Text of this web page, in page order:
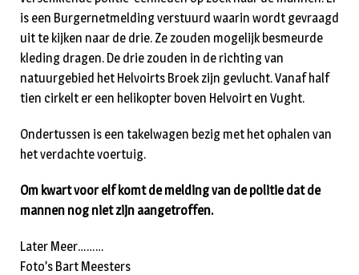
is een Burgernetmelding verstuurd waarin wordt gevraagd
uit te kijken naar de drie. Ze zouden mogelijk besmeurde
kleding dragen. De drie zouden in de richting van
natuurgebied het Helvoirts Broek zijn gevlucht. Vanaf half
tien cirkelt er een helikopter boven Helvoirt en Vught.
Ondertussen is een takelwagen bezig met het ophalen van
het verdachte voertuig.
Om kwart voor elf komt de melding van de politie dat de
mannen nog niet zijn aangetroffen.
Later Meer………
Foto’s Bart Meesters